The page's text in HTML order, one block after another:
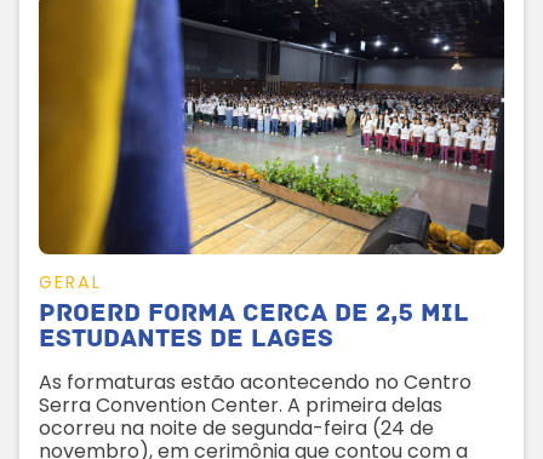
GERAL
Proerd forma cerca de 2,5 mil
estudantes de Lages
As formaturas estão acontecendo no Centro
Serra Convention Center. A primeira delas
ocorreu na noite de segunda-feira (24 de
novembro), em cerimônia que contou com a